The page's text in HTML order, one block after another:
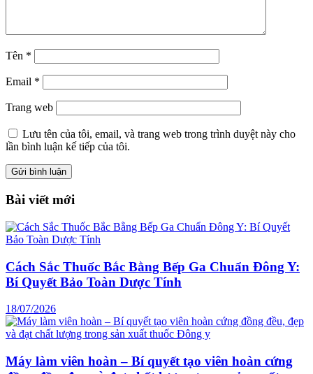
Tên *
Email *
Trang web
Lưu tên của tôi, email, và trang web trong trình duyệt này cho
lần bình luận kế tiếp của tôi.
Bài viết mới
Cách Sắc Thuốc Bắc Bằng Bếp Ga Chuẩn Đông Y:
Bí Quyết Bảo Toàn Dược Tính
18/07/2026
Máy làm viên hoàn – Bí quyết tạo viên hoàn cứng